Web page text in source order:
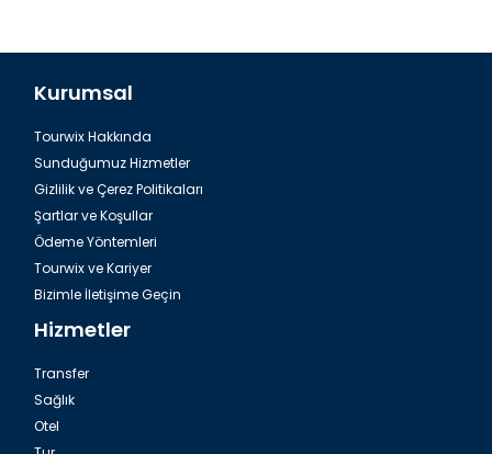
Kurumsal
Tourwix Hakkında
Sunduğumuz Hizmetler
Gizlilik ve Çerez Politikaları
Şartlar ve Koşullar
Ödeme Yöntemleri
Tourwix ve Kariyer
Bizimle İletişime Geçin
Hizmetler
Transfer
Sağlık
Otel